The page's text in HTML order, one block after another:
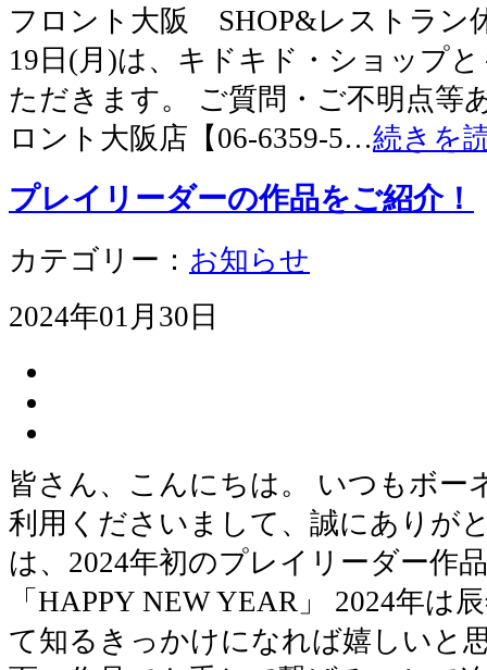
フロント大阪 SHOP&レストラン
19日(月)は、キドキド・ショップ
ただきます。 ご質問・ご不明点等
ロント大阪店【06-6359-5…続きを
プレイリーダーの作品をご紹介！
カテゴリー： お知らせ
2024年01月30日
皆さん、こんにちは。 いつもボー
利用くださいまして、誠にありが
は、2024年初のプレイリーダー作
「HAPPY NEW YEAR」 2024年は
て知るきっかけになれば嬉しいと